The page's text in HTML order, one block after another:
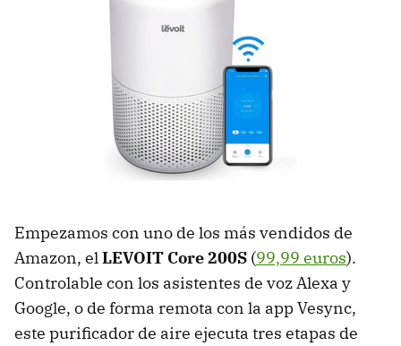
Empezamos con uno de los más vendidos de
Amazon, elLEVOIT Core 200S (99,99 euros).
Controlable con los asistentes de voz Alexa y
Google, o de forma remota con la app Vesync,
este purificador de aire ejecuta tres etapas de